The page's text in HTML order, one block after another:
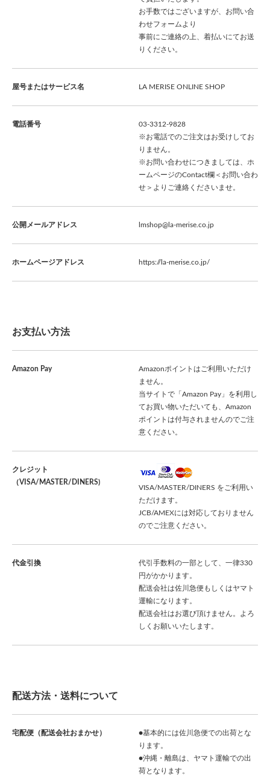
お手数ではございますが、お問い合
わせフォームより
事前にご連絡の上、着払いにてお送
りください。
屋号またはサービス名 LA MERISE ONLINE SHOP
電話番号
03-3312-9828
※お電話でのご注文はお受けしてお
りません。
※お問い合わせにつきましては、ホ
ームページのContact欄＜お問い合わ
せ＞よりご連絡くださいませ。
公開メールアドレス lmshop@la-merise.co.jp
ホームページアドレス https://la-merise.co.jp/
お支払い方法
Amazon Pay
Amazonポイントはご利用いただけ
ません。
当サイトで「Amazon Pay」を利用し
てお買い物いただいても、Amazon
ポイントは付与されませんのでご注
意ください。
クレジット
（VISA/MASTER/DINERS)
VISA/MASTER/DINERS をご利用い
ただけます。
JCB/AMEXには対応しておりません
のでご注意ください。
代金引換
代引手数料の一部として、一律330
円がかかります。
配送会社は佐川急便もしくはヤマト
運輸になります。
配送会社はお選び頂けません。よろ
しくお願いいたします。
配送方法・送料について
宅配便（配送会社おまかせ）
●基本的には佐川急便での出荷とな
ります。
●沖縄・離島は、ヤマト運輸での出
荷となります。